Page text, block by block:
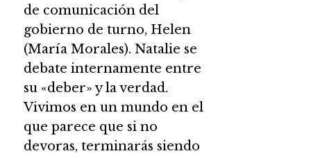
de comunicación del
gobierno de turno, Helen
(María Morales). Natalie se
debate internamente entre
su «deber» y la verdad.
Vivimos en un mundo en el
que parece que si no
devoras, terminarás siendo